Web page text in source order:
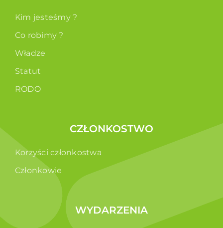
Kim jesteśmy ?
Co robimy ?
Władze
Statut
RODO
CZŁONKOSTWO
Korzyści członkostwa
Członkowie
WYDARZENIA